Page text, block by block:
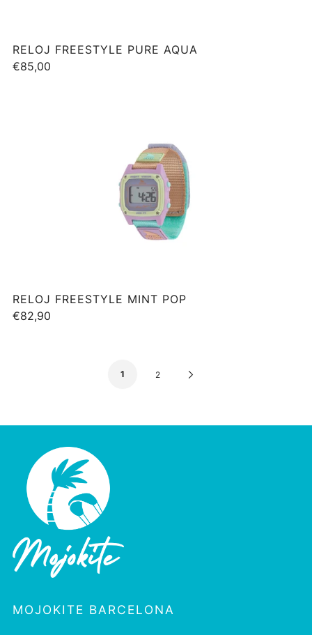
RELOJ FREESTYLE PURE AQUA
€85,00
RELOJ FREESTYLE MINT POP
€82,90
1 2
MOJOKITE BARCELONA